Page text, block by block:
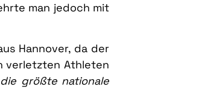
man jedoch mit
Hannover, da der
verletzten Athleten
größte nationale